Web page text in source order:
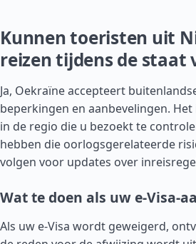
Kunnen toeristen uit
reizen tijdens de staat
Ja, Oekraïne accepteert
beperkingen en aanbevelingen.
in de regio die u bezoekt te
hebben die oorlogsgerelateerde
volgen voor updates over
Wat te doen als uw e-Visa-
Als uw e-Visa wordt geweigerd,